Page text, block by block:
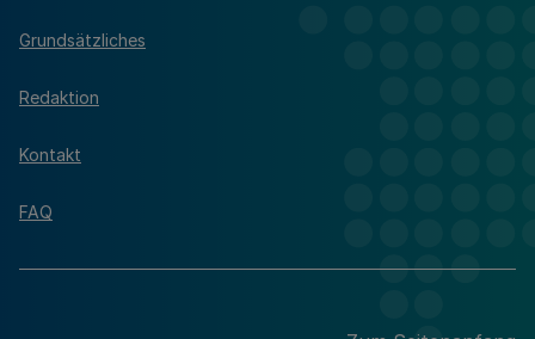
Grundsätzliches
Redaktion
Kontakt
FAQ